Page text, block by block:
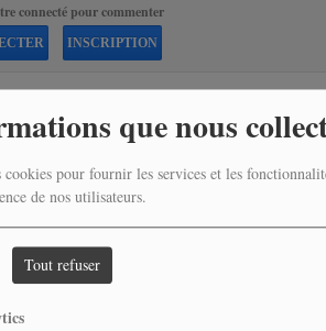
que nous
pour fournir les services et les
de nos utilisateurs.
Tout refuser
connecté pour commenter
INSCRIPTION